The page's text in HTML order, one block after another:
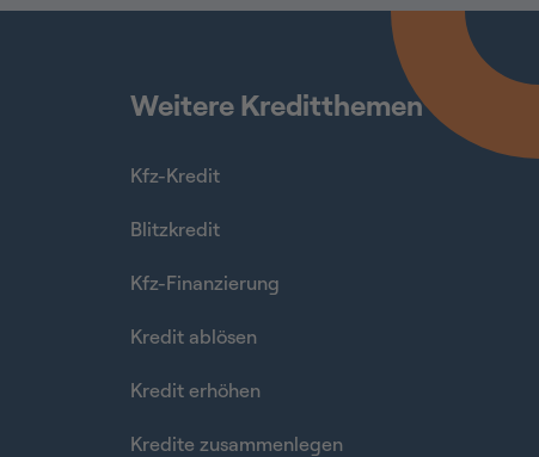
Weitere Kreditthemen
Kfz-Kredit
Blitzkredit
Kfz-Finanzierung
Kredit ablösen
Kredit erhöhen
Kredite zusammenlegen